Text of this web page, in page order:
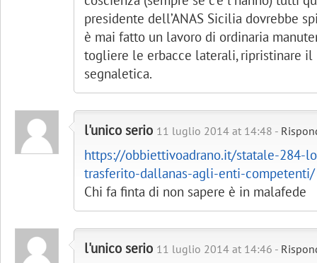
presidente dell’ANAS Sicilia dovrebbe
è mai fatto un lavoro di ordinaria
togliere le erbacce laterali, ripristinare il
segnaletica.
l'unico serio 11 luglio 2014 at 14:48 -
https://obbiettivoadrano.it/statale-284-
trasferito-dallanas-agli-enti-competenti/
Chi fa finta di non sapere è in malafede
l'unico serio 11 luglio 2014 at 14:46 -